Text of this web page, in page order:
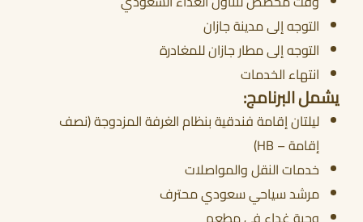
التوجه إلى مدينة جازان
التوجه إلى مطار جازان للمغادرة
انتهاء الخدمات
يشمل البرنامج:
ليلتان إقامة فندقية بنظام الغرفة المزدوجة (نصف
إقامة – HB)
خدمات النقل والمواصلات
مرشد سياحي سعودي محترف